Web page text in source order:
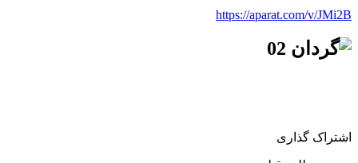
https://aparat.com/v/JMi2B
اشتراک گذاری